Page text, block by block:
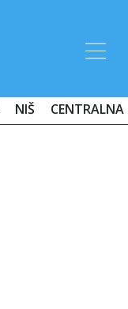
NIŠ CENTRALNA